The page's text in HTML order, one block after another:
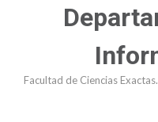
Facultad de Ciencias